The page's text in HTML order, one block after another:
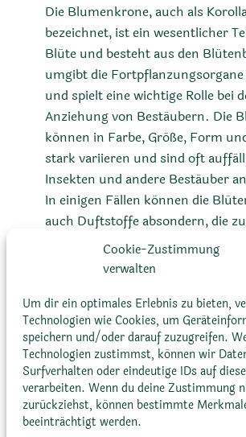
Cookie-Zustimmung
verwalten
Um dir ein optimales Erlebnis zu bieten,
Technologien wie Cookies, um
speichern und/oder darauf zuzugreifen.
Technologien zustimmst, können wir
Surfverhalten oder eindeutige IDs auf
verarbeiten. Wenn du deine Zustimmung
zurückziehst, können bestimmte
beeinträchtigt werden.
Die Blumenkrone, auch als
bezeichnet, ist ein wesentlicher
Blüte und besteht aus den
umgibt die
und spielt eine wichtige Rolle bei
Anziehung von Bestäubern. Die
können in Farbe, Größe, Form
stark variieren und sind oft
Insekten und andere Bestäuber
In einigen Fällen können die
auch Duftstoffe absondern, die
Anziehung von Bestäubern
der Anlockung von Bestäubern
Fortpflanzungsorgane der Blüte
Umwelteinflüssen wie Wind und